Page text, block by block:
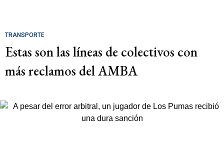
TRANSPORTE
Estas son las líneas de colectivos con
más reclamos del AMBA